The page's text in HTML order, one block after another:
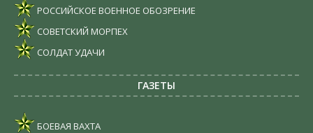
РОССИЙСКОЕ ВОЕННОЕ ОБОЗРЕНИЕ
СОВЕТСКИЙ МОРПЕХ
СОЛДАТ УДАЧИ
ГАЗЕТЫ
БОЕВАЯ ВАХТА